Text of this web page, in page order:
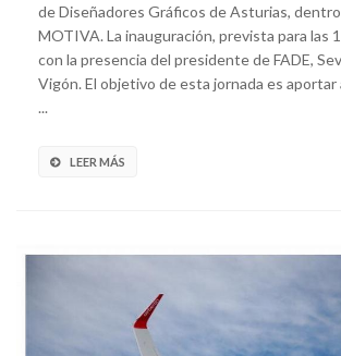
de Diseñadores Gráficos de Asturias,
MOTIVA. La inauguración, prevista para las
con la presencia del presidente de FADE,
Vigón. El objetivo de esta jornada es aportar
...
LEER MÁS